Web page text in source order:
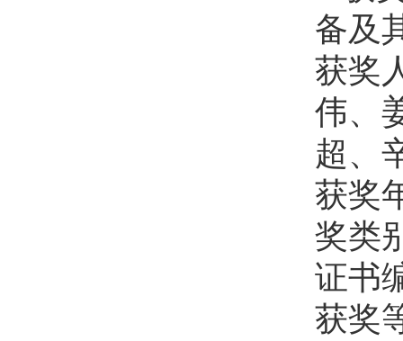
备及
获奖
伟、
超、
获奖
奖类
证书
获奖